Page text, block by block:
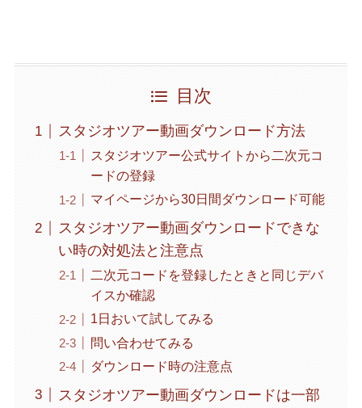
目次
スタジオツアー動画ダウンロード方法
スタジオツアー公式サイトから二次元コ
ードの登録
マイページから30日間ダウンロード可能
スタジオツアー動画ダウンロードできな
い時の対処法と注意点
二次元コードを登録したときと同じデバ
イスか確認
1日おいて試してみる
問い合わせてみる
ダウンロード時の注意点
スタジオツアー動画ダウンロードは一部